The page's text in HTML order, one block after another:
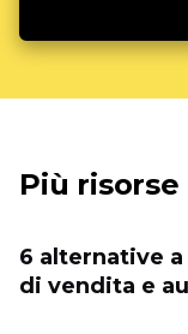
Più risorse
6 alternative
di vendita e